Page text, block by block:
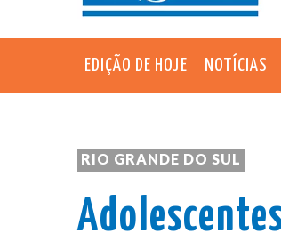
EDIÇÃO DE HOJE NOTÍCIAS
RIO GRANDE DO SUL